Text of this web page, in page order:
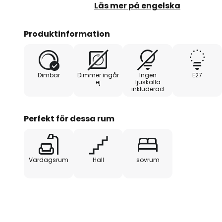
vägglampan kombinerar alla
E27-sockel. Den här lampan
enastående utseende
svart med nästan alla
av att bo. Ge ditt
den här fantastiska vägglampan.
Läs mer på engelska
Produktinformation
Dimbar
Dimmer ingår
ej
Ingen
ljuskälla
inkluderad
E27
Perfekt för dessa rum
Vardagsrum Hall sovrum